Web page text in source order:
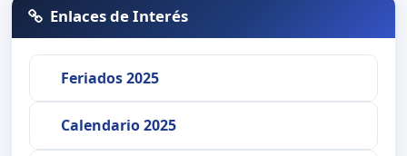
Enlaces de Interés
Feriados 2025
Calendario 2025